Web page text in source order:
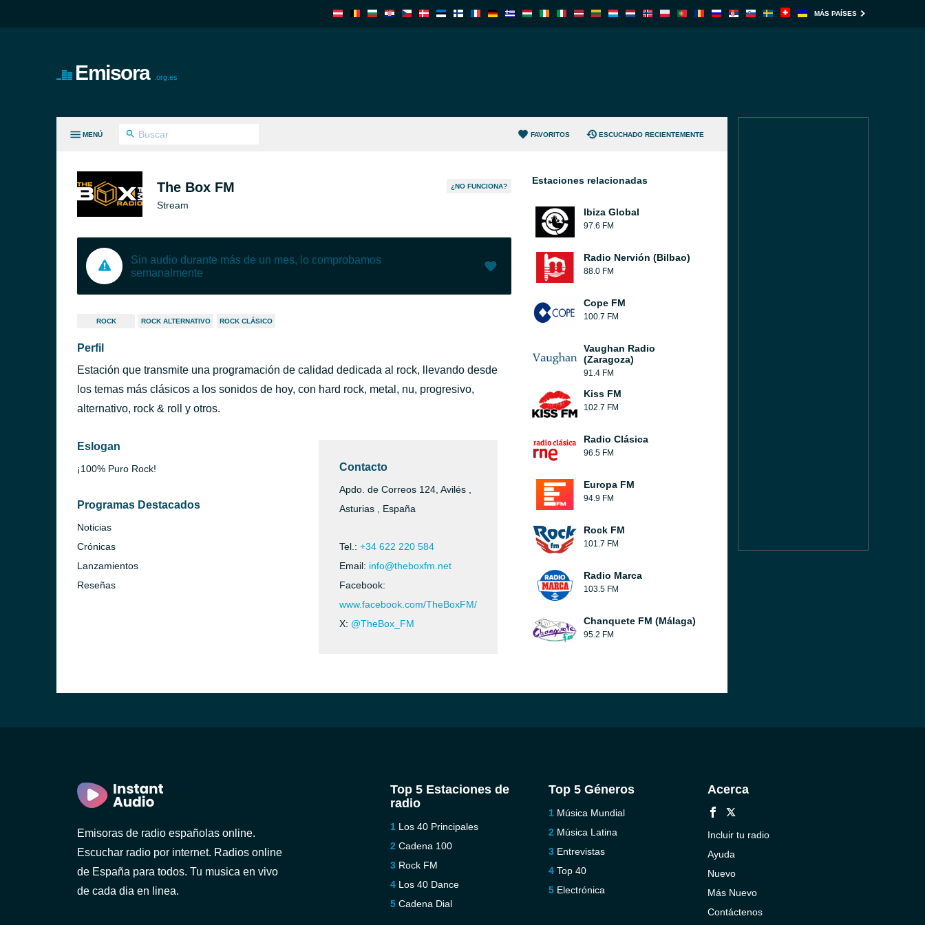
MÁS PAÍSES
Emisora .org.es
MENÚ FAVORITOS ESCUCHADO RECIENTEMENTE
The Box FM
Stream
¿NO FUNCIONA?
Sin audio durante más de un mes, lo comprobamos
semanalmente
ROCK ROCK ALTERNATIVO ROCK CLÁSICO
Perfil
Estación que transmite una programación de calidad dedicada al rock, llevando desde
los temas más clásicos a los sonidos de hoy, con hard rock, metal, nu, progresivo,
alternativo, rock & roll y otros.
Eslogan
¡100% Puro Rock!
Programas Destacados
Noticias
Crónicas
Lanzamientos
Reseñas
Contacto
Apdo. de Correos 124, Avilés ,
Asturias , España
Tel.: +34 622 220 584
Email: info@theboxfm.net
Facebook:
www.facebook.com/TheBoxFM/
X: @TheBox_FM
Estaciones relacionadas
Ibiza Global
97.6 FM
Radio Nervión (Bilbao)
88.0 FM
Cope FM
100.7 FM
Vaughan Radio
(Zaragoza)
91.4 FM
Kiss FM
102.7 FM
Radio Clásica
96.5 FM
Europa FM
94.9 FM
Rock FM
101.7 FM
Radio Marca
103.5 FM
Chanquete FM (Málaga)
95.2 FM
Emisoras de radio españolas online.
Escuchar radio por internet. Radios online
de España para todos. Tu musica en vivo
de cada dia en linea.
Top 5 Estaciones de
radio
Los 40 Principales
Cadena 100
Rock FM
Los 40 Dance
Cadena Dial
Top 5 Géneros
Música Mundial
Música Latina
Entrevistas
Top 40
Electrónica
Acerca
Incluir tu radio
Ayuda
Nuevo
Más Nuevo
Contáctenos